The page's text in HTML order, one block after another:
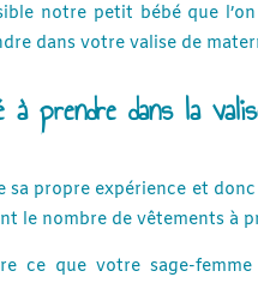
notre petit bébé que
dans votre valise de
à prendre dans la
sa propre expérience et
le nombre de vêtements à
ce que votre sage-